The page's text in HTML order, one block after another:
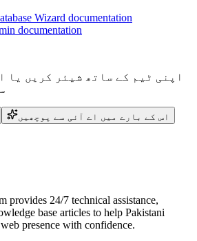
Wizard documentation
documentation
اپنی ٹیم کے ساتھ شیئر کریں یا
اس کے بارے میں اے آئی سے پوچھیں
provides 24/7 technical assistance,
base articles to help Pakistani
presence with confidence.